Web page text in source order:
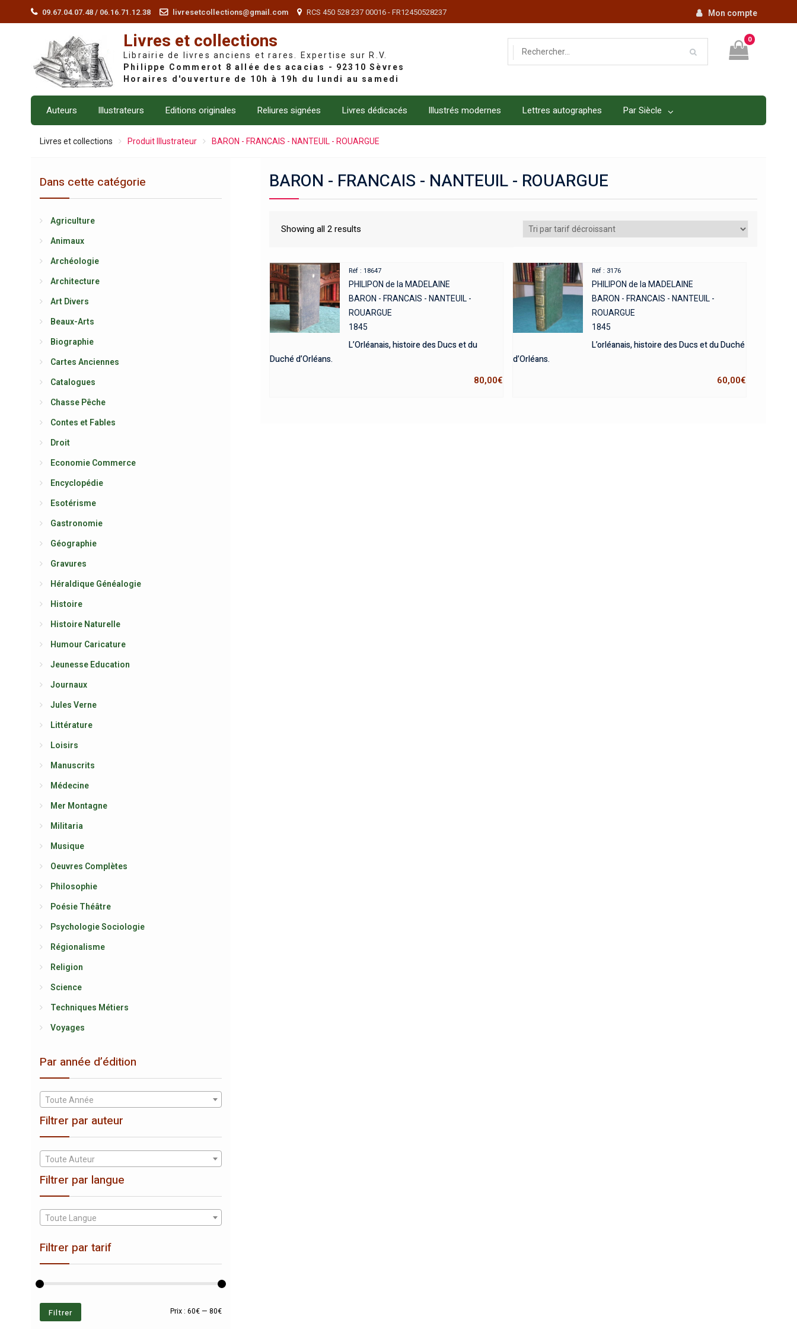
09.67.04.07.48 / 06.16.71.12.38 livresetcollections@gmail.com RCS 450 528 237 00016 - FR12450528237 Mon compte
Livres et collections
Librairie de livres anciens et rares. Expertise sur R.V.
0
Auteurs Illustrateurs Editions originales Reliures signées Livres dédicacés Illustrés modernes Lettres autographes Par Siècle
Livres et collections Produit Illustrateur BARON - FRANCAIS - NANTEUIL - ROUARGUE
BARON - FRANCAIS - NANTEUIL - ROUARGUE
Showing all 2 results
Réf : 18647
PHILIPON de la MADELAINE
BARON - FRANCAIS - NANTEUIL -
ROUARGUE
1845
L’Orléanais, histoire des Ducs et du
Duché d’Orléans.
80,00€
Réf : 3176
PHILIPON de la MADELAINE
BARON - FRANCAIS - NANTEUIL -
ROUARGUE
1845
L’orléanais, histoire des Ducs et du Duché
d’Orléans.
60,00€
Dans cette catégorie
Agriculture
Animaux
Archéologie
Architecture
Art Divers
Beaux-Arts
Biographie
Cartes Anciennes
Catalogues
Chasse Pêche
Contes et Fables
Droit
Economie Commerce
Encyclopédie
Esotérisme
Gastronomie
Géographie
Gravures
Héraldique Généalogie
Histoire
Histoire Naturelle
Humour Caricature
Jeunesse Education
Journaux
Jules Verne
Littérature
Loisirs
Manuscrits
Médecine
Mer Montagne
Militaria
Musique
Oeuvres Complètes
Philosophie
Poésie Théâtre
Psychologie Sociologie
Régionalisme
Religion
Science
Techniques Métiers
Voyages
Par année d’édition
Toute Année
Filtrer par auteur
Toute Auteur
Filtrer par langue
Toute Langue
Filtrer par tarif
Prix
Prix
Filtrer Prix : 60€ — 80€